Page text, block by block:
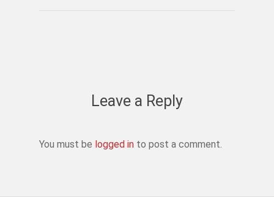
Leave a Reply
You must be logged in to post a comment.